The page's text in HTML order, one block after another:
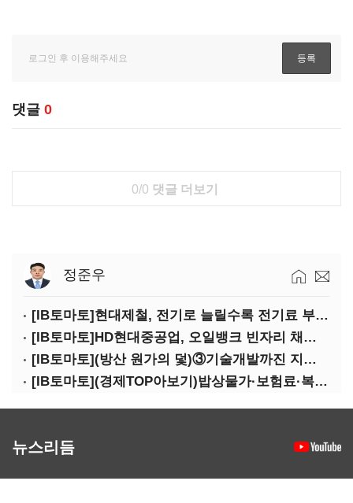
댓글 0
0/0 댓글 더보기
정준우
[IB토마토]현대제철, 전기로 늘릴수록 전기료 부담…저탄소 전환의 역설
[IB토마토]HD현대중공업, 오일뱅크 빈자리 채웠다…그룹 배당 핵심축 부상
[IB토마토](방산 원가의 덫)③기술개발까진 지원…수출은 각자도생
[IB토마토](경제TOP아보기)밥상물가·보험료·복구비…장마가 내미는 청구서
뉴스리듬